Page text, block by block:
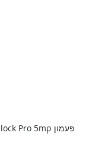
פעמון Wi-Fi Maxilock Pro 5mp